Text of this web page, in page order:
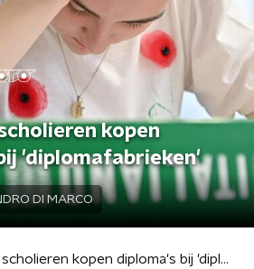
kopen
'diplomafabrieken'
DI MARCO
Italiaanse scholieren kopen diploma's bij 'diplomafabrieken'